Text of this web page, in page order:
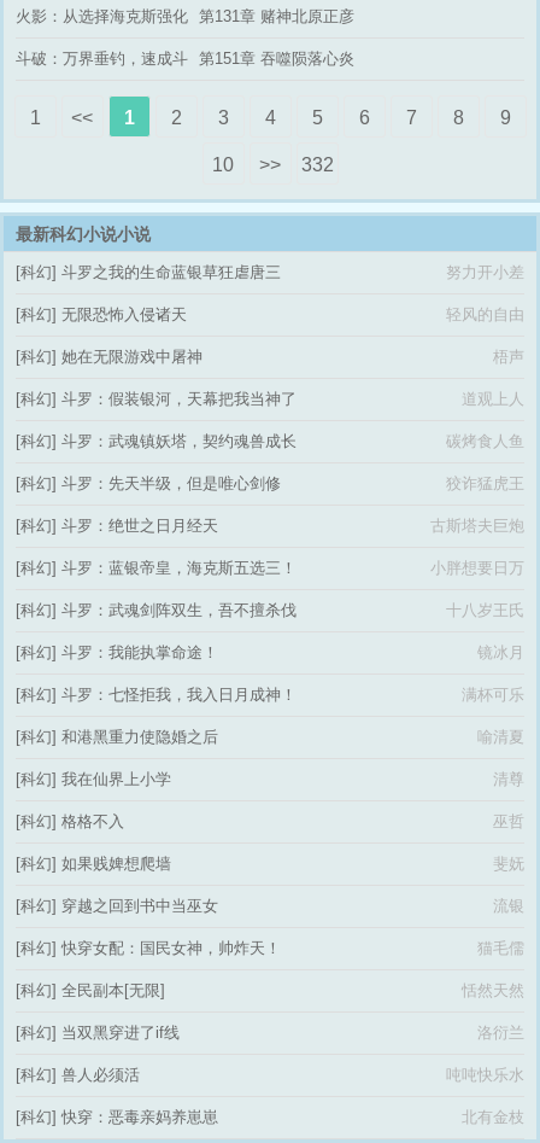
火影：从选择海克斯强化 第131章 赌神北原正彦
斗破：万界垂钓，速成斗 第151章 吞噬陨落心炎
1 << 1 2 3 4 5 6 7 8 9
10 >> 332
最新科幻小说小说
[科幻] 斗罗之我的生命蓝银草狂虐唐三 努力开小差
[科幻] 无限恐怖入侵诸天 轻风的自由
[科幻] 她在无限游戏中屠神 梧声
[科幻] 斗罗：假装银河，天幕把我当神了 道观上人
[科幻] 斗罗：武魂镇妖塔，契约魂兽成长 碳烤食人鱼
[科幻] 斗罗：先天半级，但是唯心剑修 狡诈猛虎王
[科幻] 斗罗：绝世之日月经天 古斯塔夫巨炮
[科幻] 斗罗：蓝银帝皇，海克斯五选三！ 小胖想要日万
[科幻] 斗罗：武魂剑阵双生，吾不擅杀伐 十八岁王氏
[科幻] 斗罗：我能执掌命途！ 镜冰月
[科幻] 斗罗：七怪拒我，我入日月成神！ 满杯可乐
[科幻] 和港黑重力使隐婚之后 喻清夏
[科幻] 我在仙界上小学 清尊
[科幻] 格格不入 巫哲
[科幻] 如果贱婢想爬墙 斐妩
[科幻] 穿越之回到书中当巫女 流银
[科幻] 快穿女配：国民女神，帅炸天！ 猫毛儒
[科幻] 全民副本[无限] 恬然天然
[科幻] 当双黑穿进了if线 洛衍兰
[科幻] 兽人必须活 吨吨快乐水
[科幻] 快穿：恶毒亲妈养崽崽 北有金枝